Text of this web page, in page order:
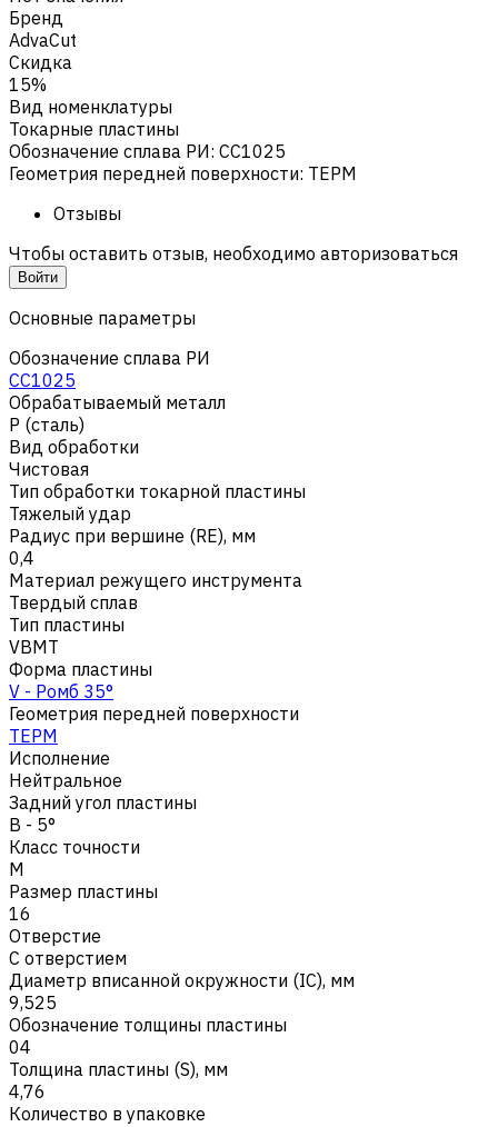
Бренд
AdvaCut
Скидка
15%
Вид номенклатуры
Токарные пластины
Обозначение сплава РИ: CC1025
Геометрия передней поверхности: TEPM
Отзывы
Чтобы оставить отзыв, необходимо авторизоваться
Войти
Основные параметры
Обозначение сплава РИ
CC1025
Обрабатываемый металл
Р (сталь)
Вид обработки
Чистовая
Тип обработки токарной пластины
Тяжелый удар
Радиус при вершине (RE), мм
0,4
Материал режущего инструмента
Твердый сплав
Тип пластины
VBMT
Форма пластины
V - Ромб 35°
Геометрия передней поверхности
TEPM
Исполнение
Нейтральное
Задний угол пластины
B - 5°
Класс точности
M
Размер пластины
16
Отверстие
С отверстием
Диаметр вписанной окружности (IC), мм
9,525
Обозначение толщины пластины
04
Толщина пластины (S), мм
4,76
Количество в упаковке